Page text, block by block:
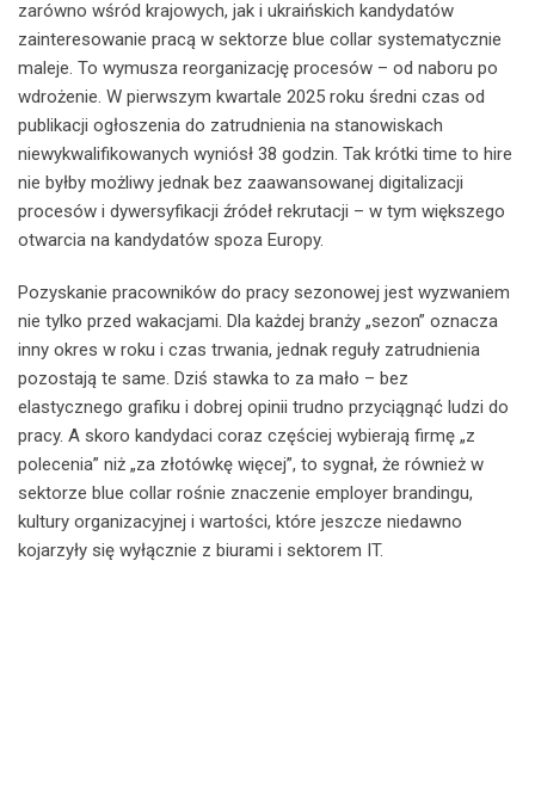
zarówno wśród krajowych, jak i ukraińskich kandydatów
zainteresowanie pracą w sektorze blue collar systematycznie
maleje. To wymusza reorganizację procesów – od naboru po
wdrożenie. W pierwszym kwartale 2025 roku średni czas od
publikacji ogłoszenia do zatrudnienia na stanowiskach
niewykwalifikowanych wyniósł 38 godzin. Tak krótki time to hire
nie byłby możliwy jednak bez zaawansowanej digitalizacji
procesów i dywersyfikacji źródeł rekrutacji – w tym większego
otwarcia na kandydatów spoza Europy.
Pozyskanie pracowników do pracy sezonowej jest wyzwaniem
nie tylko przed wakacjami. Dla każdej branży „sezon” oznacza
inny okres w roku i czas trwania, jednak reguły zatrudnienia
pozostają te same. Dziś stawka to za mało – bez
elastycznego grafiku i dobrej opinii trudno przyciągnąć ludzi do
pracy. A skoro kandydaci coraz częściej wybierają firmę „z
polecenia” niż „za złotówkę więcej”, to sygnał, że również w
sektorze blue collar rośnie znaczenie employer brandingu,
kultury organizacyjnej i wartości, które jeszcze niedawno
kojarzyły się wyłącznie z biurami i sektorem IT.